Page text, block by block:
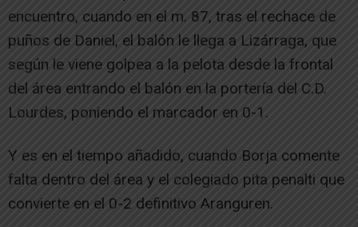
encuentro, cuando en el m. 87, tras el rechace de
puños de Daniel, el balón le llega a Lizárraga, que
según le viene golpea a la pelota desde la frontal
del área entrando el balón en la portería del C.D.
Lourdes, poniendo el marcador en 0-1.
Y es en el tiempo añadido, cuando Borja comente
falta dentro del área y el colegiado pita penalti que
convierte en el 0-2 definitivo Aranguren.